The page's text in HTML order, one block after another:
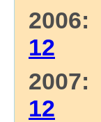
2006:
12
2007:
12